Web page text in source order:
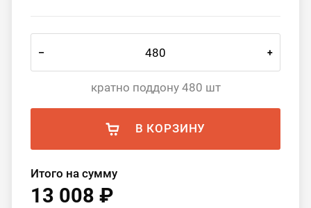
– +
кратно поддону 480 шт
В КОРЗИНУ
Итого на сумму
13 008 ₽